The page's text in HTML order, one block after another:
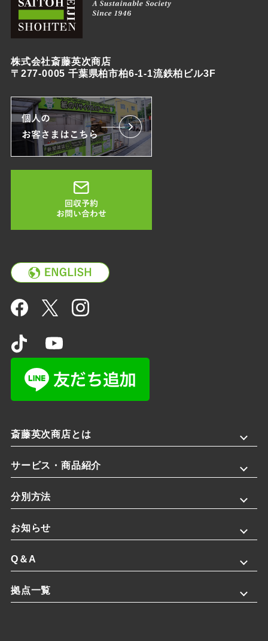
株式会社斎藤英次商店
〒277-0005 千葉県柏市柏6-1-1流鉄柏ビル3F
斎藤英次商店とは
サービス・商品紹介
分別方法
お知らせ
Q＆A
拠点一覧